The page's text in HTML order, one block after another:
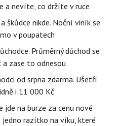
a nevíte, co držíte v ruce
škůdce nikde. Noční viník se
v poupatech
Průměrný důchod se
zase to odnesou
od srpna zdarma. Ušetří
i 11 000 Kč
jde na burze za cenu nové
razítko na víku, které